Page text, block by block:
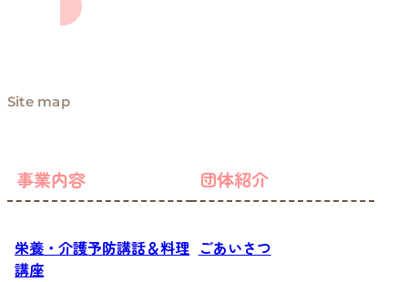
Site map
事業内容
栄養・介護予防講話＆料理
講座
団体紹介
ごあいさつ